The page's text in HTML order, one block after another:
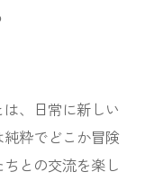
、日常に新しい
粋でどこか冒険
との交流を楽し